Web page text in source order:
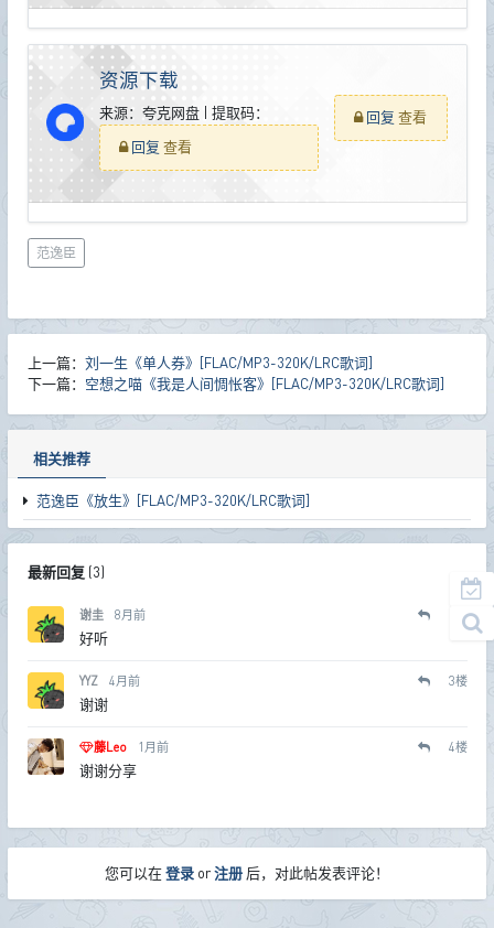
资源下载
来源：夸克网盘 | 提取码：
回复查看
回复查看
范逸臣
上一篇： 刘一生《单人券》[FLAC/MP3-320K/LRC歌词]
下一篇： 空想之喵《我是人间惆怅客》[FLAC/MP3-320K/LRC歌词]
相关推荐
范逸臣《放生》[FLAC/MP3-320K/LRC歌词]
最新回复(3)
谢圭 8月前 楼
好听
YYZ 4月前 3楼
谢谢
藤Leo 1月前 4楼
谢谢分享
您可以在登录 or注册 后，对此帖发表评论！